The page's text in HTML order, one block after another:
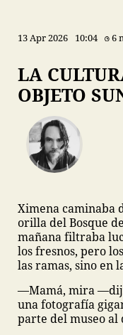
13 Apr 2026 10:04 6
LA
OBJETO
Ximena caminaba
orilla del Bosque
mañana filtraba
los fresnos, pero
las ramas, sino en
—Mamá, mira
una fotografía
parte del museo al